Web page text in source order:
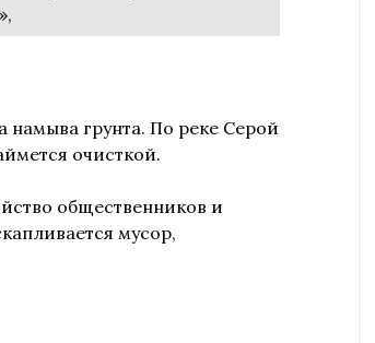
намыва грунта. По реке Серой
очисткой.
общественников и
мусор,